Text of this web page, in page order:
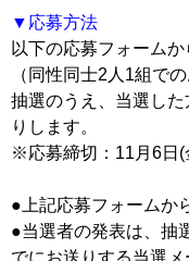
▼応募方法
以下の応募フォームか
（同性同士2人1組で
抽選のうえ、当選し
りします。
※応募締切：11月6
●上記応募フォームか
●当選者の発表は、抽
でにお送りする当選